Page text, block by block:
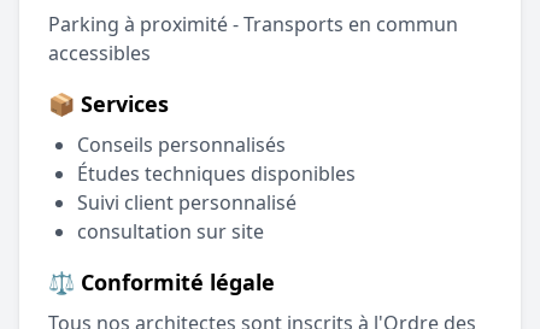
Parking à proximité - Transports en commun
accessibles
📦 Services
Conseils personnalisés
Études techniques disponibles
Suivi client personnalisé
consultation sur site
⚖️ Conformité légale
Tous nos architectes sont inscrits à l'Ordre des